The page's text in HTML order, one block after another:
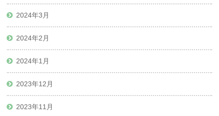
2024年3月
2024年2月
2024年1月
2023年12月
2023年11月